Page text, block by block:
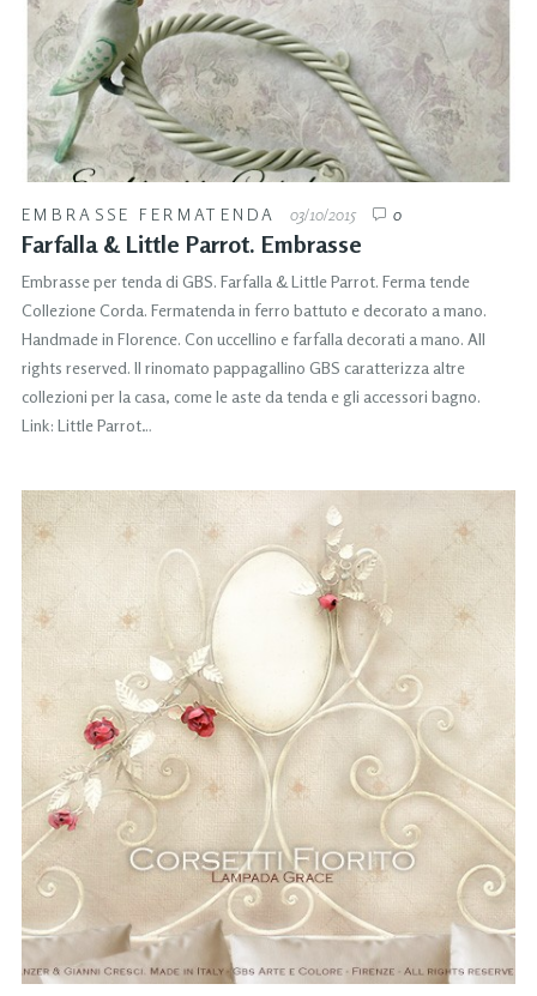
EMBRASSE FERMATENDA 03/10/2015 0
Farfalla & Little Parrot. Embrasse
Embrasse per tenda di GBS. Farfalla & Little Parrot. Ferma tende
Collezione Corda. Fermatenda in ferro battuto e decorato a mano.
Handmade in Florence. Con uccellino e farfalla decorati a mano. All
rights reserved. Il rinomato pappagallino GBS caratterizza altre
collezioni per la casa, come le aste da tenda e gli accessori bagno.
Link: Little Parrot…